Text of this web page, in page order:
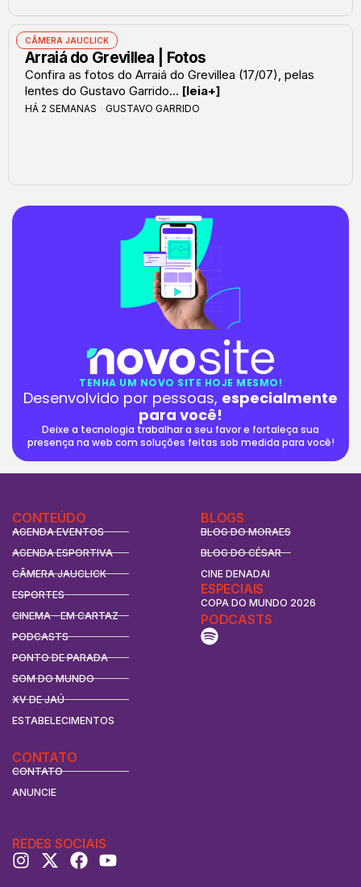
CÂMERA JAUCLICK
Arraiá do Grevillea | Fotos
Confira as fotos do Arraiá do Grevillea (17/07), pelas
lentes do Gustavo Garrido... [leia+]
HÁ 2 SEMANAS GUSTAVO GARRIDO
TENHA UM NOVO SITE HOJE MESMO!
Desenvolvido por pessoas, especialmente
para você!
Deixe a tecnologia trabalhar a seu favor e fortaleça sua
presença na web com soluções feitas sob medida para você!
CONTEÚDO
AGENDA EVENTOS
AGENDA ESPORTIVA
CÂMERA JAUCLICK
ESPORTES
CINEMA - EM CARTAZ
PODCASTS
PONTO DE PARADA
SOM DO MUNDO
XV DE JAÚ
ESTABELECIMENTOS
BLOGS
BLOG DO MORAES
BLOG DO CÉSAR
CINE DENADAI
ESPECIAIS
COPA DO MUNDO 2026
CONTATO
CONTATO
ANUNCIE
PODCASTS
REDES SOCIAIS